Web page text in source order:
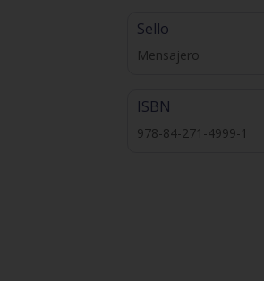
Sello
Mensajero
ISBN
978-84-271-4999-1